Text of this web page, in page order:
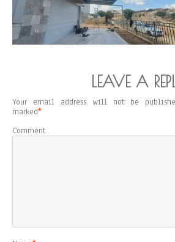
LEAVE A
Your email address will not be
marked*
Comment